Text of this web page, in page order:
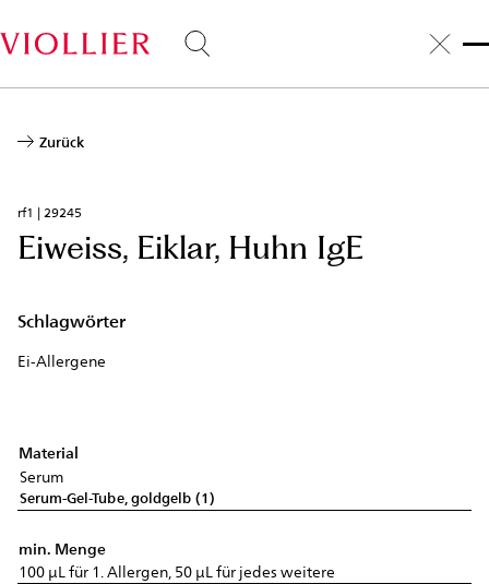
zum
Inhalt
Zurück
rf1 | 29245
Eiweiss, Eiklar, Huhn IgE
Schlagwörter
Ei-Allergene
Material
Serum
Serum-Gel-Tube, goldgelb (1)
min. Menge
100 µL für 1. Allergen, 50 µL für jedes weitere